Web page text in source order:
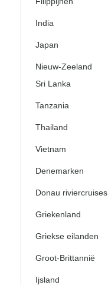
India
Japan
Nieuw-Zeeland
Sri Lanka
Tanzania
Thailand
Vietnam
Denemarken
Donau riviercruises
Griekenland
Griekse eilanden
Groot-Brittannië
Ijsland